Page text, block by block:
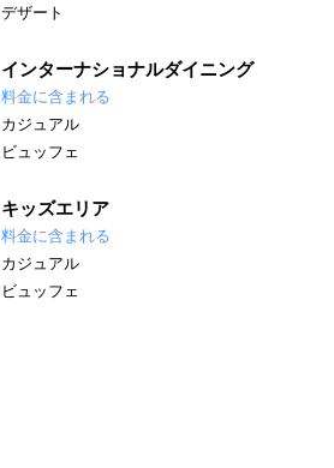
デザート
インターナショナルダイニング
料金に含まれる
カジュアル
ビュッフェ
キッズエリア
料金に含まれる
カジュアル
ビュッフェ